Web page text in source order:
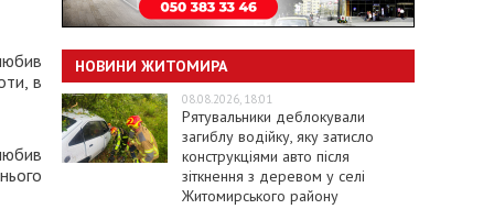
в
НОВИНИ ЖИТОМИРА
08.08.2026, 18:01
Рятувальники деблокували
загиблу водійку, яку затисло
конструкціями авто після
зіткнення з деревом у селі
Житомирського району